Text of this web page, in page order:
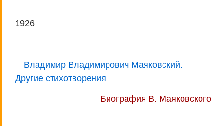
1926
Владимир Владимирович Маяковский.
Другие стихотворения
Биография В. Маяковского